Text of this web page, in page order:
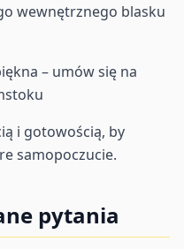
wewnętrznego blasku
– umów się na
i gotowością, by
samopoczucie.
pytania